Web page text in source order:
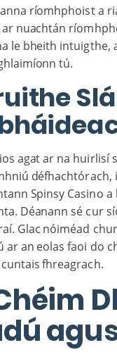
ríomhphoist a
nuachtán
le bheith intuigthe,
tú.
agat ar na huirlisí
défhachtórach,
Spinsy Casino
Déanann sé cur
Glac nóiméad
ar an eolas faoi do
fhreagrach.